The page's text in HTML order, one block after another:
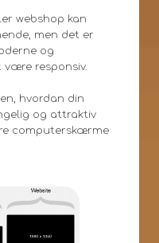
webshop kan
men det er
og
være responsiv.
hvordan din
og attraktiv
computerskærme